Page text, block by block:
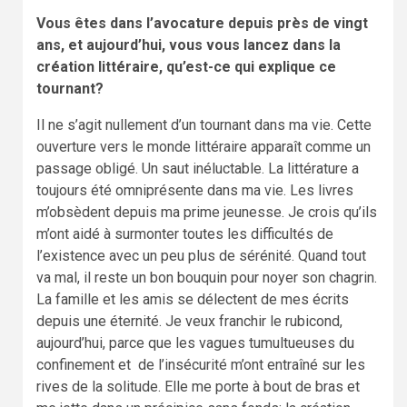
Vous êtes dans l’avocature depuis près de vingt
ans, et aujourd’hui, vous vous lancez dans la
création littéraire, qu’est-ce qui explique ce
tournant?
Il ne s’agit nullement d’un tournant dans ma vie. Cette
ouverture vers le monde littéraire apparaît comme un
passage obligé. Un saut inéluctable. La littérature a
toujours été omniprésente dans ma vie. Les livres
m’obsèdent depuis ma prime jeunesse. Je crois qu’ils
m’ont aidé à surmonter toutes les difficultés de
l’existence avec un peu plus de sérénité. Quand tout
va mal, il reste un bon bouquin pour noyer son chagrin.
La famille et les amis se délectent de mes écrits
depuis une éternité. Je veux franchir le rubicond,
aujourd’hui, parce que les vagues tumultueuses du
confinement et de l’insécurité m’ont entraîné sur les
rives de la solitude. Elle me porte à bout de bras et